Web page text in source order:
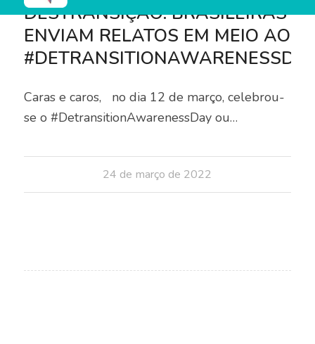
DESTRANSIÇÃO: BRASILEIRAS
ENVIAM RELATOS EM MEIO AO
Caras e caros, no dia 12 de março, celebrou-
se o #DetransitionAwarenessDay ou…
24 de março de 2022